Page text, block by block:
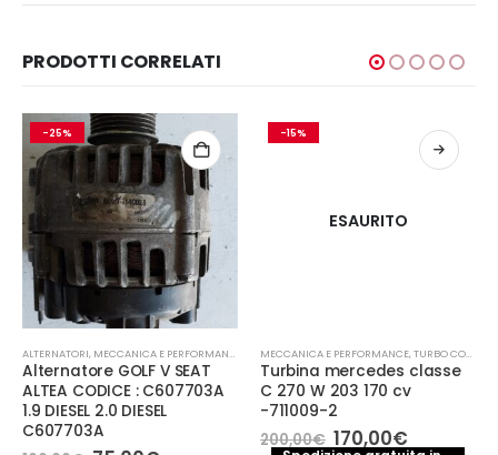
PRODOTTI CORRELATI
-25%
ALTERNATORI, MECCANICA E PERFORMANCE
Alternatore GOLF V SEAT
ALTEA CODICE : C607703A
1.9 DIESEL 2.0 DIESEL
C607703A
-15%
ESAURITO
MECCANICA E PERFORMANCE,TURBO COMPRESSORE- TURBINA
Turbina mercedes classe
C 270 W 203 170 cv
-711009-2
200,00€ Il
170,00€Il